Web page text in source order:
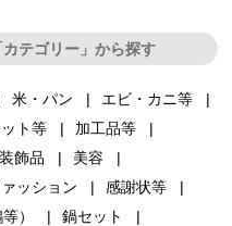
テゴリー」から探す
米・パン
エビ・カニ等
ト等
加工品等
飾品
美容
ッション
感謝状等
）
鍋セット